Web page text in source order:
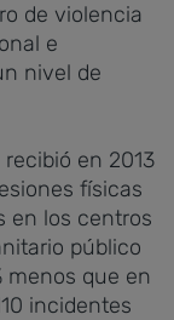
de violencia
e
nivel de
en 2013
físicas
en los centros
público
menos que en
incidentes